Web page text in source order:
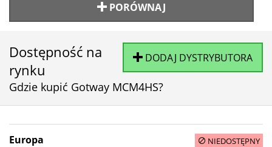
PORÓWNAJ
DODAJ DYSTRYBUTORA
Dostępność na
rynku
Gdzie kupić Gotway MCM4HS?
Europa NIEDOSTĘPNY